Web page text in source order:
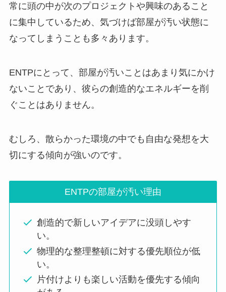
常に頭の中が次のプロジェクトや興味のあること
に集中しているため、気づけば部屋が汚い状態に
なってしまうことも多々あります。
ENTPにとって、部屋が汚いことはあまり気にかけ
ないことであり、彼らの創造的なエネルギーを削
ぐことはありません。
むしろ、散らかった環境の中でも自由な発想を大
切にする傾向が強いのです。
ENTPの部屋が汚い理由
創造的で新しいアイデアに没頭しやす
い。
物理的な整理整頓に対する優先順位が低
い。
片付けよりも楽しい活動を優先する傾向